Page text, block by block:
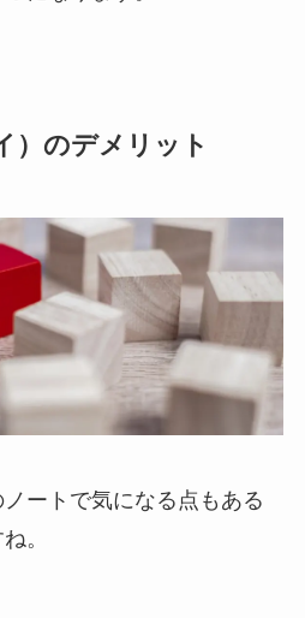
）のデメリット
ートで気になる点もある
。